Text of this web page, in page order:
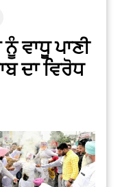
ਵਾਧੂ ਪਾਣੀ
ਦਾ ਵਿਰੋਧ